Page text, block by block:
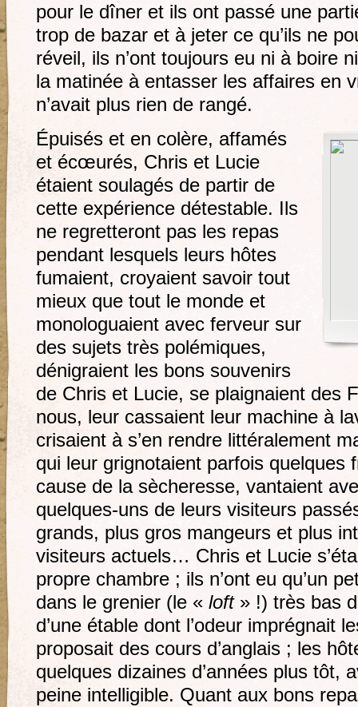
pour le dîner et ils ont passé une
trop de bazar et à jeter ce qu’ils ne
réveil, ils n’ont toujours eu ni à boire
la matinée à entasser les affaires en
n’avait plus rien de rangé.
Épuisés et en colère, affamés
et écœurés, Chris et Lucie
étaient soulagés de partir de
cette expérience détestable. Ils
ne regretteront pas les repas
pendant lesquels leurs hôtes
fumaient, croyaient savoir tout
mieux que tout le monde et
monologuaient avec ferveur sur
des sujets très polémiques,
dénigraient les bons souvenirs
de Chris et Lucie, se plaignaient des
nous, leur cassaient leur machine à
crisaient à s’en rendre littéralement
qui leur grignotaient parfois quelques
cause de la sècheresse, vantaient
quelques-uns de leurs visiteurs
grands, plus gros mangeurs et plus
visiteurs actuels… Chris et Lucie
propre chambre ; ils n’ont eu qu’un
dans le grenier (le « loft» !) très bas
d’une étable dont l’odeur imprégnait
proposait des cours d’anglais ; les
quelques dizaines d’années plus tôt,
peine intelligible. Quant aux bons